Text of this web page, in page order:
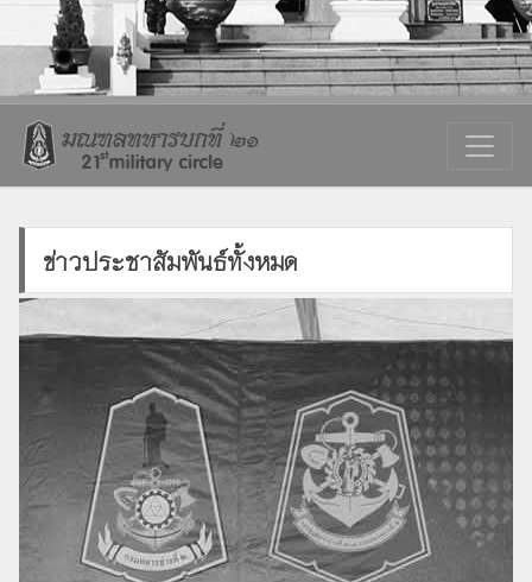
ข่าวประชาสัมพันธ์ทั้งหมด